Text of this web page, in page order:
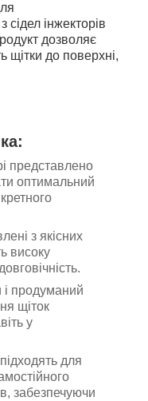
з сідел інжекторів
дозволяє
щітки до поверхні,
представлено
оптимальний
з якісних
високу
і продуманий
щіток
у
для
забезпечуючи